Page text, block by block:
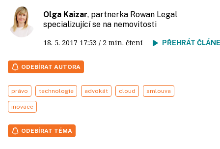
Olga Kaizar, partnerka Rowan Legal
specializující se na nemovitosti
18. 5. 2017 17:53 / 2 min. čtení PŘEHRÁT
ODEBÍRAT AUTORA
právo technologie advokát cloud smlouva
inovace
ODEBÍRAT TÉMA